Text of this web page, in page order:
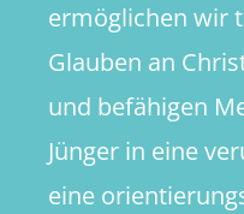
ermöglichen wir
Glauben an
und befähigen
Jünger in eine
eine